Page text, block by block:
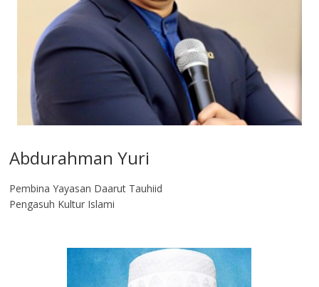
Abdurahman Yuri
Pembina Yayasan Daarut Tauhiid
Pengasuh Kultur Islami